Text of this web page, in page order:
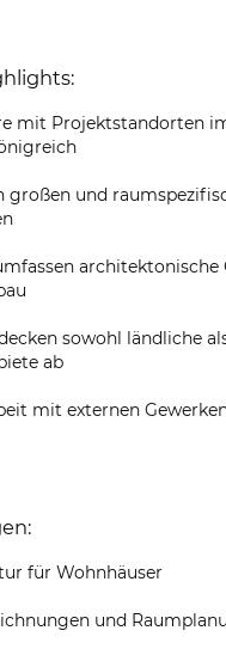
mit Projektstandorten
großen und
architektonische
sowohl ländliche
ab
mit externen
für Wohnhäuser
und